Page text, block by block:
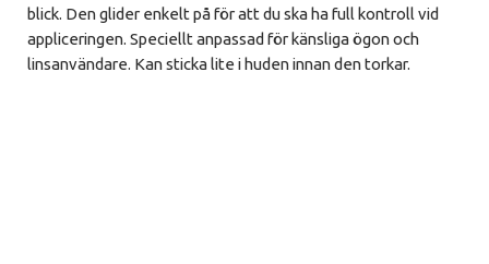
blick. Den glider enkelt på för att du ska ha full kontroll vid
appliceringen. Speciellt anpassad för känsliga ögon och
linsanvändare. Kan sticka lite i huden innan den torkar.